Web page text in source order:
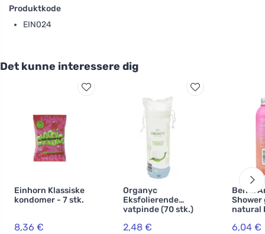
Produktkode
EIN024
Det kunne interessere dig
Einhorn Klassiske
kondomer - 7 stk.
8,36 €
Organyc
Eksfolierende
vatpinde (70 stk.)
- 100% økologisk
bomuld
2,48 €
Ben &
Shower
natural
ml
6,04 €